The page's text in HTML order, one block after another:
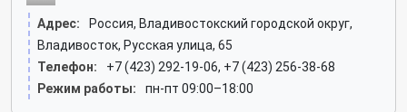
Адрес:
Россия, Владивостокский городской округ,
Владивосток, Русская улица, 65
Телефон:
+7 (423) 292-19-06, +7 (423) 256-38-68
Режим работы:
пн-пт 09:00–18:00